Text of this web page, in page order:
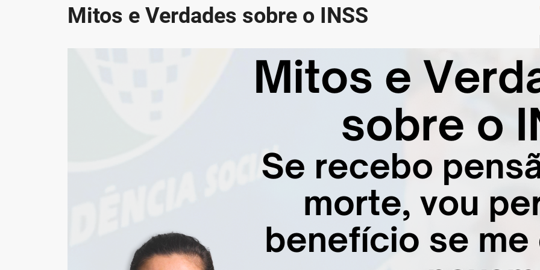
Mitos e Verdades sobre o INSS